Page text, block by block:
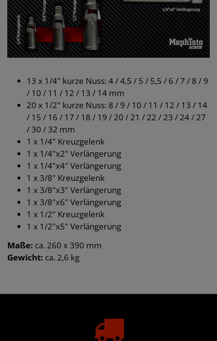
13 x 1/4" kurze Nuss: 4 / 4,5 / 5 / 5,5 / 6 / 7 / 8 / 9
/ 10 / 11 / 12 / 13 / 14 mm
20 x 1/2" kurze Nuss: 8 / 9 / 10 / 11 / 12 / 13 / 14
/ 15 / 16 / 17 / 18 / 19 / 20 / 21 / 22 / 23 / 24 / 27
/ 30 / 32 mm
1 x 1/4" Kreuzgelenk
1 x 1/4"x2" Verlängerung
1 x 1/4"x4" Verlängerung
1 x 3/8" Kreuzgelenk
1 x 3/8"x3" Verlängerung
1 x 3/8"x6" Verlängerung
1 x 1/2" Kreuzgelenk
1 x 1/2"x5" Verlängerung
Maße: ca. 260 x 390 mm
Gewicht: ca. 2,6 kg